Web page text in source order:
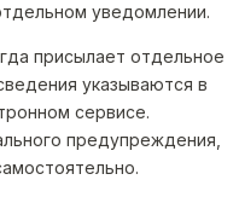
уведомлении.
присылает отдельное
указываются в
сервисе.
предупреждения,